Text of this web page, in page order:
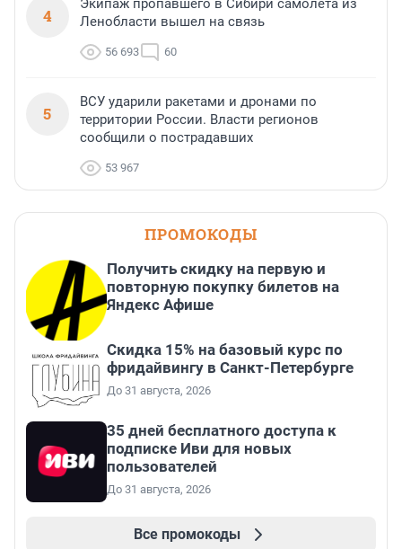
4
Экипаж пропавшего в Сибири самолета из
Ленобласти вышел на связь
56 693 60
5
ВСУ ударили ракетами и дронами по
территории России. Власти регионов
сообщили о пострадавших
53 967
ПРОМОКОДЫ
Получить скидку на первую и
повторную покупку билетов на
Яндекс Афише
Скидка 15% на базовый курс по
фридайвингу в Санкт-Петербурге
До 31 августа, 2026
35 дней бесплатного доступа к
подписке Иви для новых
пользователей
До 31 августа, 2026
Все промокоды